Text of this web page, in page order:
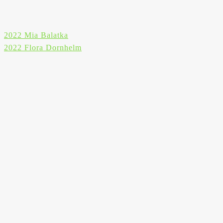
Beitragsnavigation
2022 Mia Balatka
2022 Flora Dornhelm